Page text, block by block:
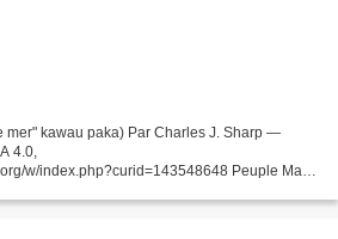
mer" kawau paka) Par Charles J. Sharp —
4.0,
w/index.php?curid=143548648 Peuple Maori